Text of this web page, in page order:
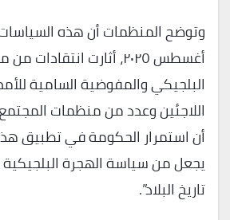
وتوضح المنظمات أن هذه
أغسطس ٢٠٢٥، أثارت
البلجيكي والمفوضية السامية
اللاجئين وعدد من منظمات
أن استمرار الحكومة في تطبيق
يجعل من سياسة الهجرة البلجيكية
تاريخ البلاد”.